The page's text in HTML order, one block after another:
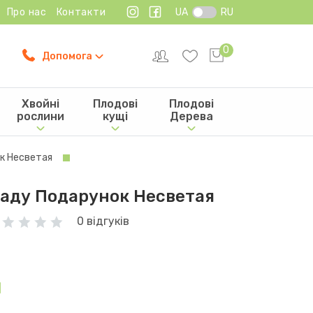
Про нас Контакти UA RU
Допомога
0
Хвойні
рослини
Плодові
кущі
Плодові
Дерева
Несветая
Подарунок Несветая
0 відгуків